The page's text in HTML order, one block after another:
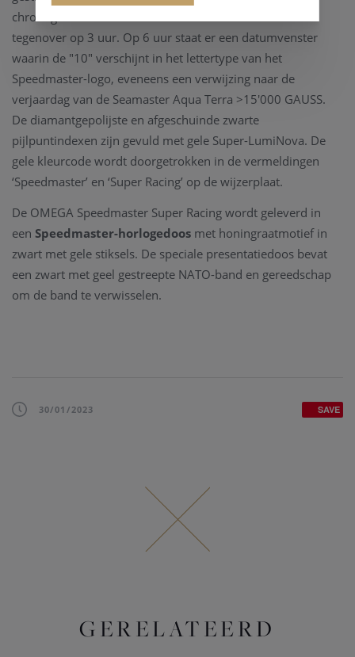
chronograafteller met minuten en uren staat er recht
tegenover op 3 uur. Op 6 uur staat er een datumvenster
waarin de "10" verschijnt in het lettertype van het
Speedmaster-logo, eveneens een verwijzing naar de
verjaardag van de Seamaster Aqua Terra >15'000 GAUSS.
De diamantgepolijste en afgeschuinde zwarte
pijlpuntindexen zijn gevuld met gele Super-LumiNova. De
gele kleurcode wordt doorgetrokken in de vermeldingen
‘Speedmaster’ en ‘Super Racing’ op de wijzerplaat.
De OMEGA Speedmaster Super Racing wordt geleverd in
een Speedmaster-horlogedoos met honingraatmotief in
zwart met gele stiksels. De speciale presentatiedoos bevat
een zwart met geel gestreepte NATO-band en gereedschap
om de band te verwisselen.
30/01/2023 SAVE
GERELATEERD